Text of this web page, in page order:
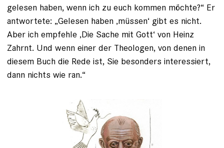
gelesen haben, wenn ich zu euch kommen möchte?“ Er
antwortete: „Gelesen ­haben ‚müssen‘ gibt es nicht.
Aber ich empfehle ‚Die Sache mit Gott‘ von Heinz
Zahrnt. Und wenn einer der Theologen, von ­denen in
diesem Buch die Rede ist, Sie besonders interessiert,
dann nichts wie ran.“